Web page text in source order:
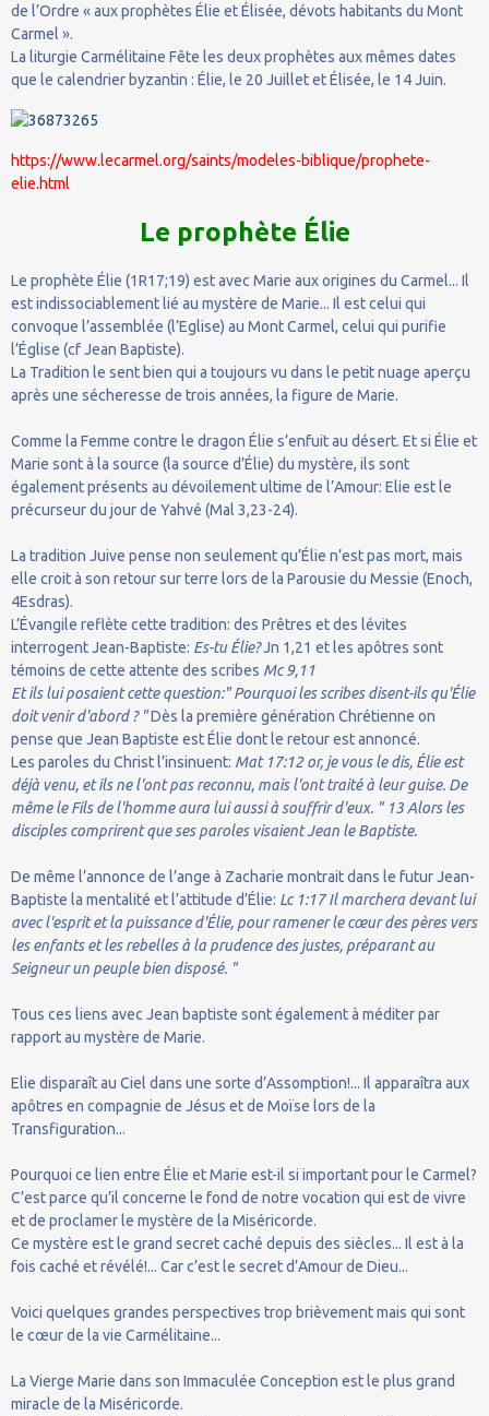
de l’Ordre « aux prophètes Élie et Élisée, dévots habitants du Mont
Carmel ».
La liturgie Carmélitaine Fête les deux prophètes aux mêmes dates
que le calendrier byzantin : Élie, le 20 Juillet et Élisée, le 14 Juin.
https://www.lecarmel.org/saints/modeles-biblique/prophete-
elie.html
Le prophète Élie
Le prophète Élie (1R17;19) est avec Marie aux origines du Carmel... Il
est indissociablement lié au mystère de Marie... Il est celui qui
convoque l’assemblée (l’Eglise) au Mont Carmel, celui qui purifie
l’Église (cf Jean Baptiste).
La Tradition le sent bien qui a toujours vu dans le petit nuage aperçu
après une sécheresse de trois années, la figure de Marie.
Comme la Femme contre le dragon Élie s’enfuit au désert. Et si Élie et
Marie sont à la source (la source d’Élie) du mystère, ils sont
également présents au dévoilement ultime de l’Amour: Elie est le
précurseur du jour de Yahvé (Mal 3,23-24).
La tradition Juive pense non seulement qu’Élie n’est pas mort, mais
elle croit à son retour sur terre lors de la Parousie du Messie (Enoch,
4Esdras).
L’Évangile reflète cette tradition: des Prêtres et des lévites
interrogent Jean-Baptiste: Es-tu Élie?Jn 1,21 et les apôtres sont
témoins de cette attente des scribes Mc 9,11
Et ils lui posaient cette question:" Pourquoi les scribes disent-ils qu'Élie
doit venir d'abord ? "Dès la première génération Chrétienne on
pense que Jean Baptiste est Élie dont le retour est annoncé.
Les paroles du Christ l’insinuent: Mat 17:12 or, je vous le dis, Élie est
déjà venu, et ils ne l'ont pas reconnu, mais l'ont traité à leur guise. De
même le Fils de l'homme aura lui aussi à souffrir d'eux. " 13 Alors les
disciples comprirent que ses paroles visaient Jean le Baptiste.
De même l’annonce de l’ange à Zacharie montrait dans le futur Jean-
Baptiste la mentalité et l’attitude d’Élie: Lc 1:17 Il marchera devant lui
avec l'esprit et la puissance d'Élie, pour ramener le cœur des pères vers
les enfants et les rebelles à la prudence des justes, préparant au
Seigneur un peuple bien disposé. "
Tous ces liens avec Jean baptiste sont également à méditer par
rapport au mystère de Marie.
Elie disparaît au Ciel dans une sorte d’Assomption!... Il apparaîtra aux
apôtres en compagnie de Jésus et de Moïse lors de la
Transfiguration...
Pourquoi ce lien entre Élie et Marie est-il si important pour le Carmel?
C’est parce qu’il concerne le fond de notre vocation qui est de vivre
et de proclamer le mystère de la Miséricorde.
Ce mystère est le grand secret caché depuis des siècles... Il est à la
fois caché et révélé!... Car c’est le secret d’Amour de Dieu...
Voici quelques grandes perspectives trop brièvement mais qui sont
le cœur de la vie Carmélitaine...
La Vierge Marie dans son Immaculée Conception est le plus grand
miracle de la Miséricorde.